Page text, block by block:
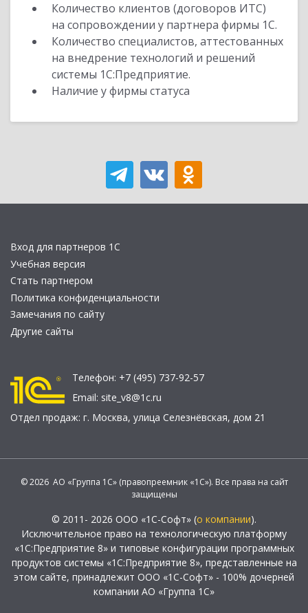
Количество клиентов (договоров ИТС)
на сопровождении у партнера фирмы 1С.
Количество специалистов, аттестованных
на внедрение технологий и решений
системы 1С:Предприятие.
Наличие у фирмы статуса
Вход для партнеров 1С
Учебная версия
Стать партнером
Политика конфиденциальности
Замечания по сайту
Другие сайты
Телефон: +7 (495) 737-92-57
Email: site_v8@1c.ru
Отдел продаж: г. Москва, улица Селезнёвская, дом 21
© 2026 АО «Группа 1С» (правопреемник «1С»). Все права на сайт
защищены
© 2011- 2026 ООО «1С-Софт» (о компании).
Исключительное право на технологическую платформу
«1С:Предприятие 8» и типовые конфигурации программных
продуктов системы «1С:Предприятие 8», представленные на
этом сайте, принадлежит ООО «1С-Софт» - 100% дочерней
компании АО «Группа 1С»